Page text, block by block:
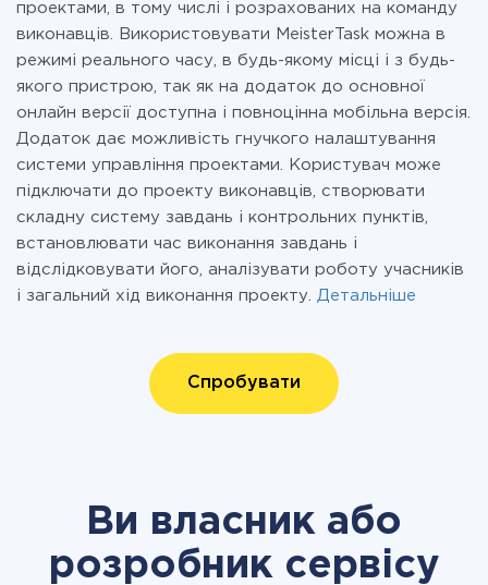
проектами, в тому числі і розрахованих на команду
виконавців. Використовувати MeisterTask можна в
режимі реального часу, в будь-якому місці і з будь-
якого пристрою, так як на додаток до основної
онлайн версії доступна і повноцінна мобільна версія.
Додаток дає можливість гнучкого налаштування
системи управління проектами. Користувач може
підключати до проекту виконавців, створювати
складну систему завдань і контрольних пунктів,
встановлювати час виконання завдань і
відслідковувати його, аналізувати роботу учасників
і загальний хід виконання проекту. Детальніше
Спробувати
Ви власник або
розробник сервісу